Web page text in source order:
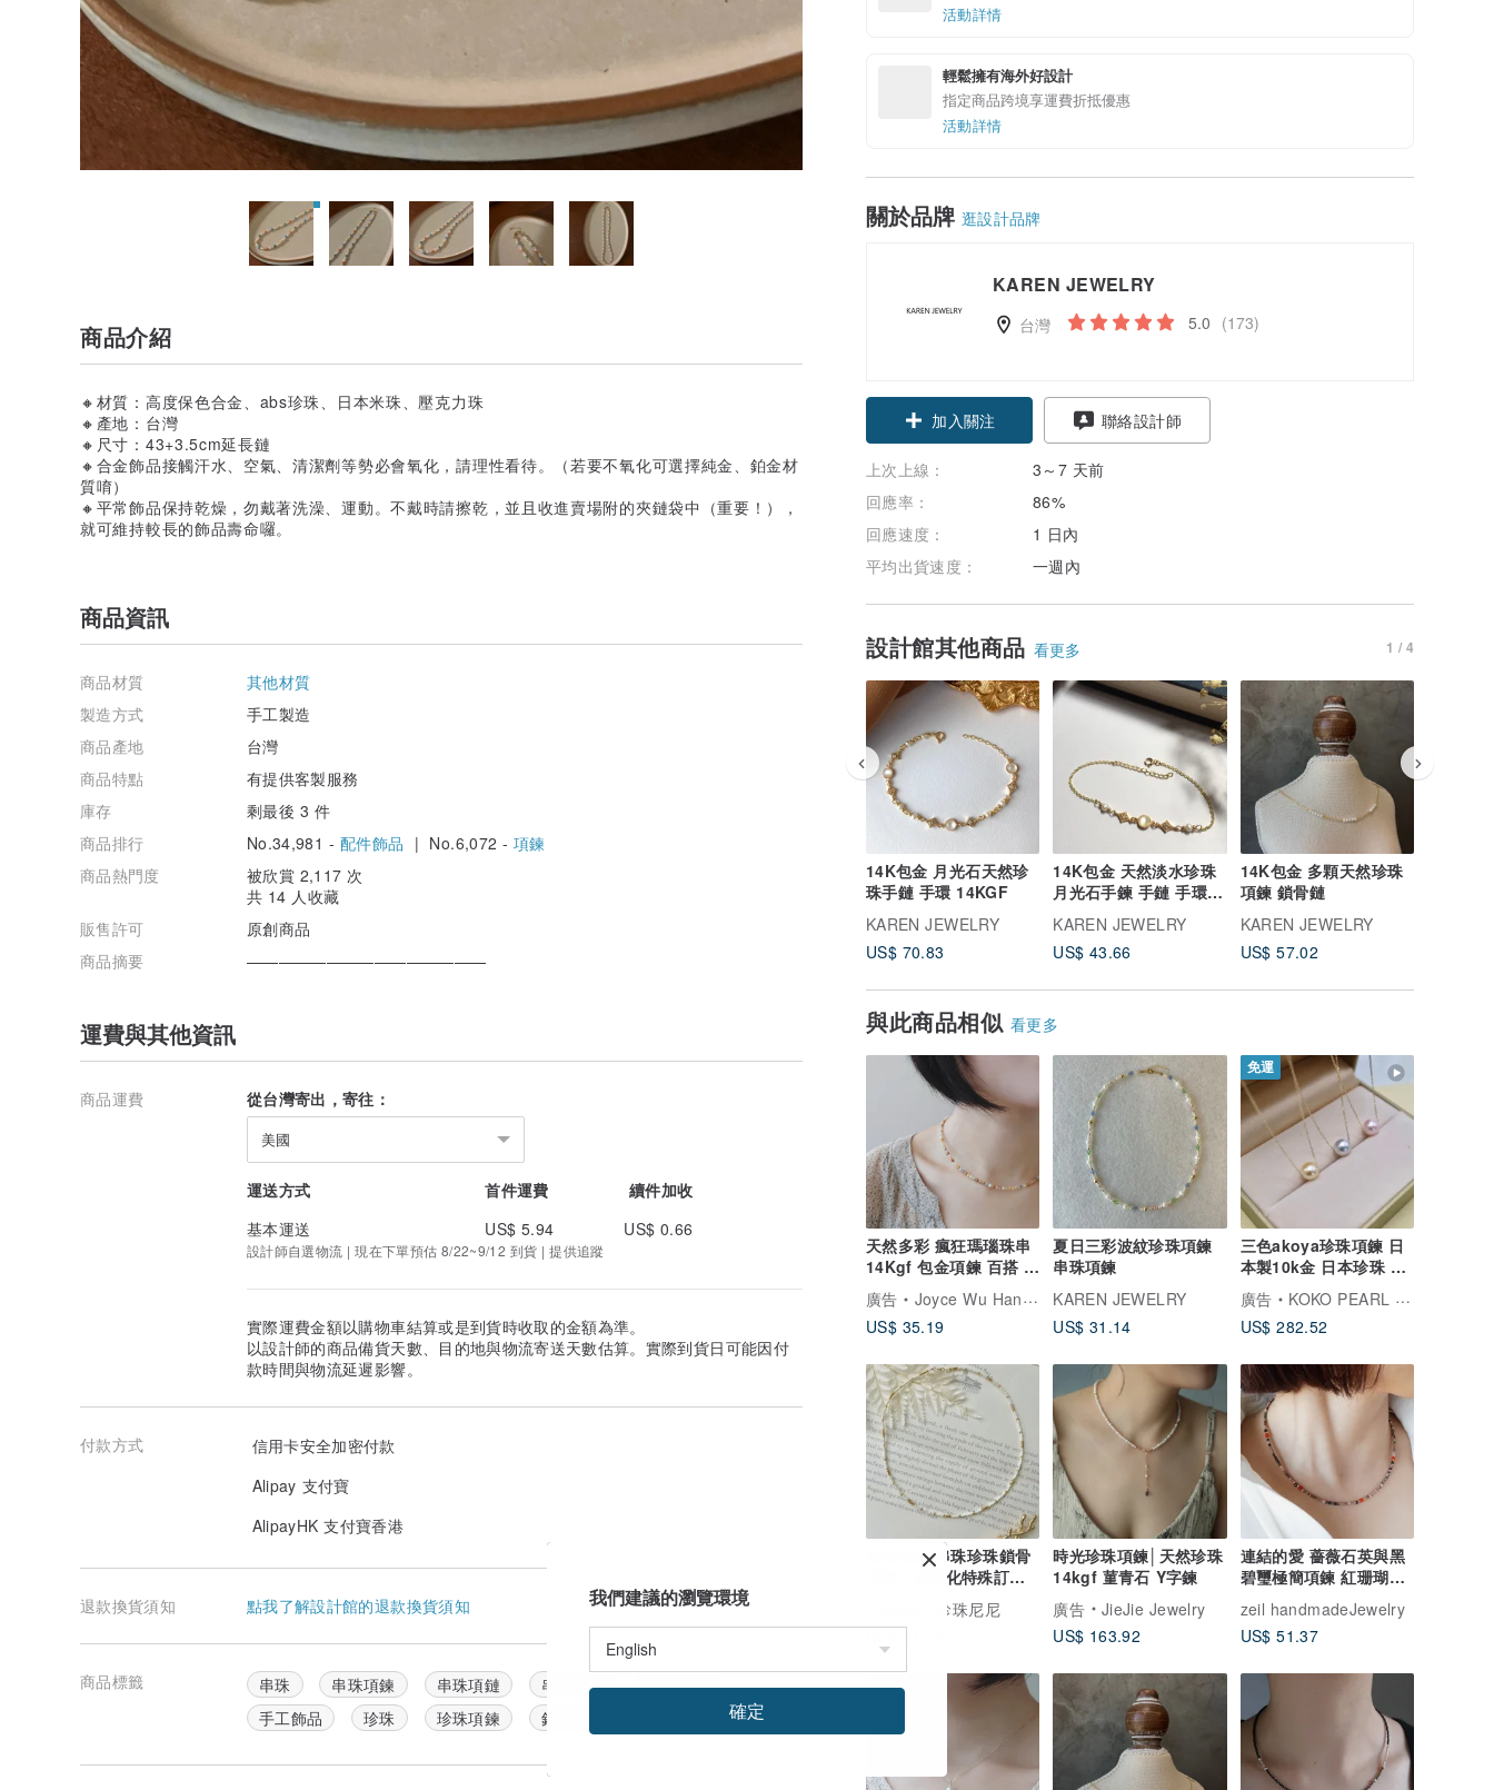
活動詳情
輕鬆擁有海外好設計
指定商品跨境享運費折抵優惠
活動詳情
關於品牌 逛設計品牌
KAREN JEWELRY
台灣 5.0 (173)
加入關注 聯絡設計師
上次上線：
3～7 天前
回應率：
86%
回應速度：
1 日內
平均出貨速度：
一週內
設計館其他商品 看更多 1 / 4
14K包金 月光石天然珍
珠手鏈 手環 14KGF
KAREN JEWELRY
US$ 70.83
14K包金 天然淡水珍珠
月光石手鍊 手鏈 手環
鎖骨鏈 項鍊 14KGF
KAREN JEWELRY
US$ 43.66
14K包金 多顆天然珍珠
項鍊 鎖骨鏈
KAREN JEWELRY
US$ 57.02
與此商品相似 看更多
天然多彩 瘋狂瑪瑙珠串
14Kgf 包金項鍊 百搭 樂
觀愉悅放鬆之石
廣告
Joyce Wu Handmade Jewelry
US$ 35.19
夏日三彩波紋珍珠項鍊
串珠項鍊
KAREN JEWELRY
US$ 31.14
免運
三色akoya珍珠項鍊 日
本製10k金 日本珍珠 路
路通項鍊 日本直送
廣告
KOKO PEARL JEWELRY
US$ 282.52
鎖骨項鍊 串珠珍珠鎖骨
項鍊 客製化特殊訂製
Pearlnini-珍珠尼尼
時光珍珠項鍊│天然珍珠
14kgf 菫青石 Y字鍊
廣告
JieJie Jewelry
US$ 163.92
連結的愛 薔薇石英與黑
碧璽極簡項鍊 紅珊瑚點
zeil handmadeJewelry
US$ 51.37
商品介紹
🔸材質：高度保色合金、abs珍珠、日本米珠、壓克力珠
🔸產地：台灣
🔸尺寸：43+3.5cm延長鏈
🔸合金飾品接觸汗水、空氣、清潔劑等勢必會氧化，請理性看待。（若要不氧化可選擇純金、鉑金材
質唷）
🔸平常飾品保持乾燥，勿戴著洗澡、運動。不戴時請擦乾，並且收進賣場附的夾鏈袋中（重要！），
就可維持較長的飾品壽命囉。
商品資訊
商品材質
其他材質
製造方式
手工製造
商品產地
台灣
商品特點
有提供客製服務
庫存
剩最後 3 件
商品排行
No.34,981 - 配件飾品 | No.6,072 -項鍊
商品熱門度
被欣賞 2,117 次
共 14 人收藏
販售許可
原創商品
商品摘要
———————————————
運費與其他資訊
商品運費 從台灣寄出，寄往：
美國
運送方式 首件運費
續件加收
基本運送
US$ 5.94 US$ 0.66
設計師自選物流 | 現在下單預估 8/22~9/12 到貨 | 提供追蹤
實際運費金額以購物車結算或是到貨時收取的金額為準。
以設計師的商品備貨天數、目的地與物流寄送天數估算。實際到貨日可能因付
款時間與物流延遲影響。
付款方式
信用卡安全加密付款
Alipay 支付寶
AlipayHK 支付寶香港
退款換貨須知 點我了解設計館的退款換貨須知
商品標籤 串珠 串珠項鍊 串珠項鏈 串珠飾品
手作項鍊
手工飾品
珍珠 珍珠項鍊 鎖骨鏈
我們建議的瀏覽環境
確定